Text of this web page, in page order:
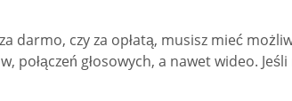
darmo, czy za opłatą, musisz mieć
głosowych, a nawet wideo.